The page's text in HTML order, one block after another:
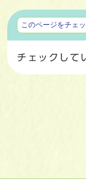
マイページ
このページをチェ
チェックして